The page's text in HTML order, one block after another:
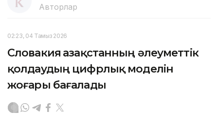
Авторлар
02:23, 04 Тамыз 2026
Словакия Қазақстанның әлеуметтік
қолдаудың цифрлық моделін
жоғары бағалады